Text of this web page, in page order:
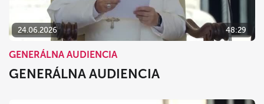
24.06.2026 48:29
GENERÁLNA AUDIENCIA
GENERÁLNA AUDIENCIA